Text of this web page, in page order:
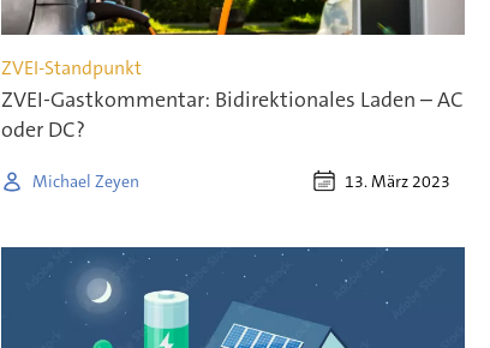
ZVEI-Standpunkt
ZVEI-Gastkommentar: Bidirektionales Laden – AC
oder DC?
Michael Zeyen 13. März 2023